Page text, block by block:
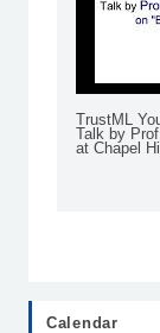
TrustML
Talk by
at Chapel
Calendar